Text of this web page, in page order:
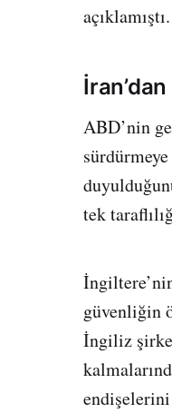
açıklamıştı.
ABD’nin
tek
güvenliğin
İngiliz
endişelerini